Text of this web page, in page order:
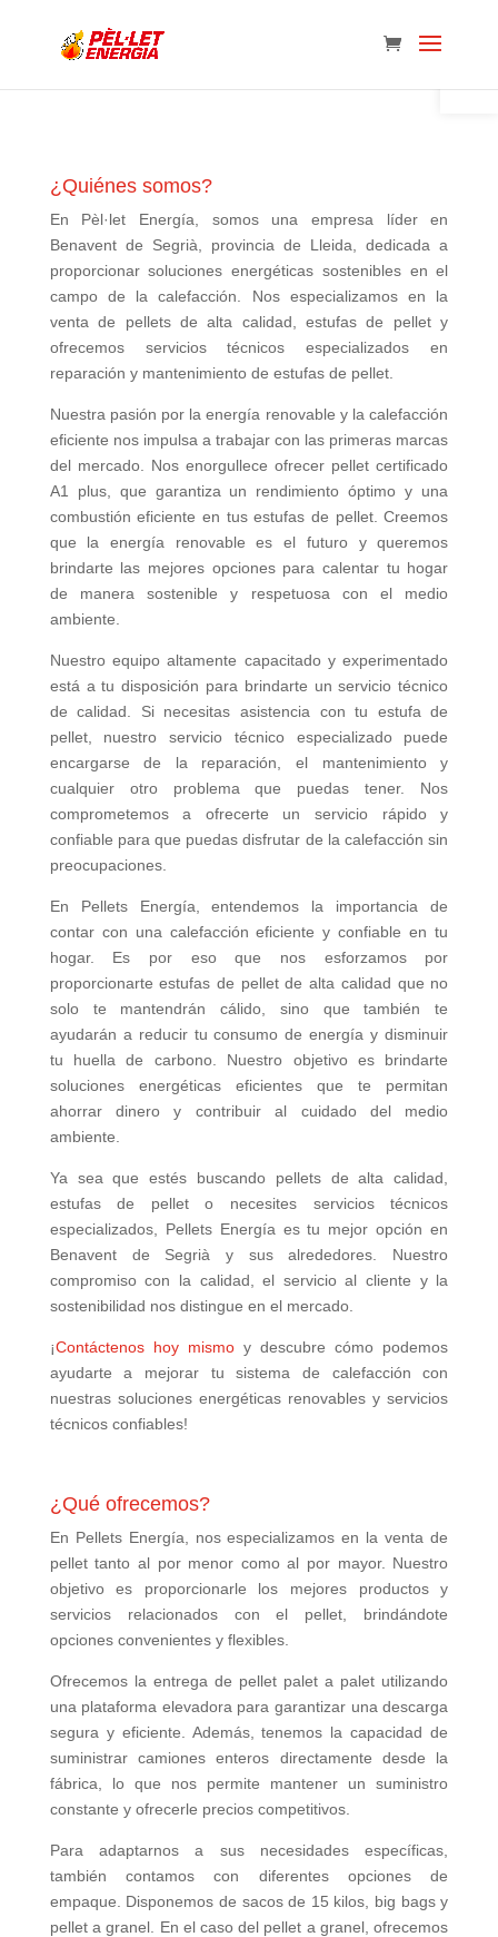
¿Quiénes somos?
En Pèl·let Energía, somos una empresa líder en
Benavent de Segrià, provincia de Lleida, dedicada a
proporcionar soluciones energéticas sostenibles en el
campo de la calefacción. Nos especializamos en la
venta de pellets de alta calidad, estufas de pellet y
ofrecemos servicios técnicos especializados en
reparación y mantenimiento de estufas de pellet.
Nuestra pasión por la energía renovable y la calefacción
eficiente nos impulsa a trabajar con las primeras marcas
del mercado. Nos enorgullece ofrecer pellet certificado
A1 plus, que garantiza un rendimiento óptimo y una
combustión eficiente en tus estufas de pellet. Creemos
que la energía renovable es el futuro y queremos
brindarte las mejores opciones para calentar tu hogar
de manera sostenible y respetuosa con el medio
ambiente.
Nuestro equipo altamente capacitado y experimentado
está a tu disposición para brindarte un servicio técnico
de calidad. Si necesitas asistencia con tu estufa de
pellet, nuestro servicio técnico especializado puede
encargarse de la reparación, el mantenimiento y
cualquier otro problema que puedas tener. Nos
comprometemos a ofrecerte un servicio rápido y
confiable para que puedas disfrutar de la calefacción sin
preocupaciones.
En Pellets Energía, entendemos la importancia de
contar con una calefacción eficiente y confiable en tu
hogar. Es por eso que nos esforzamos por
proporcionarte estufas de pellet de alta calidad que no
solo te mantendrán cálido, sino que también te
ayudarán a reducir tu consumo de energía y disminuir
tu huella de carbono. Nuestro objetivo es brindarte
soluciones energéticas eficientes que te permitan
ahorrar dinero y contribuir al cuidado del medio
ambiente.
Ya sea que estés buscando pellets de alta calidad,
estufas de pellet o necesites servicios técnicos
especializados, Pellets Energía es tu mejor opción en
Benavent de Segrià y sus alrededores. Nuestro
compromiso con la calidad, el servicio al cliente y la
sostenibilidad nos distingue en el mercado.
¡Contáctenos hoy mismoy descubre cómo podemos
ayudarte a mejorar tu sistema de calefacción con
nuestras soluciones energéticas renovables y servicios
técnicos confiables!
¿Qué ofrecemos?
En Pellets Energía, nos especializamos en la venta de
pellet tanto al por menor como al por mayor. Nuestro
objetivo es proporcionarle los mejores productos y
servicios relacionados con el pellet, brindándote
opciones convenientes y flexibles.
Ofrecemos la entrega de pellet palet a palet utilizando
una plataforma elevadora para garantizar una descarga
segura y eficiente. Además, tenemos la capacidad de
suministrar camiones enteros directamente desde la
fábrica, lo que nos permite mantener un suministro
constante y ofrecerle precios competitivos.
Para adaptarnos a sus necesidades específicas,
también contamos con diferentes opciones de
empaque. Disponemos de sacos de 15 kilos, big bags y
pellet a granel. En el caso del pellet a granel, ofrecemos